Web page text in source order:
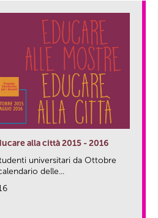
alla città 2015 - 2016
universitari da Ottobre
delle...